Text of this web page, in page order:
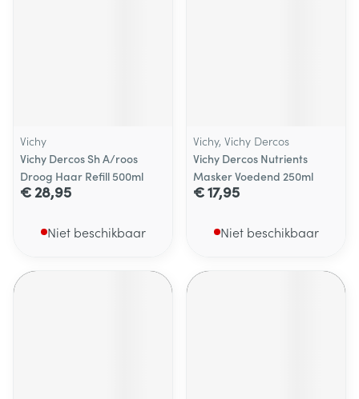
Vichy
Vichy Dercos Sh A/roos
Droog Haar Refill 500ml
€ 28,95
Niet beschikbaar
Vichy, Vichy Dercos
Vichy Dercos Nutrients
Masker Voedend 250ml
€ 17,95
Niet beschikbaar